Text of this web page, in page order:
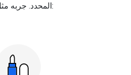
المحدد. جربه مثل هذا: